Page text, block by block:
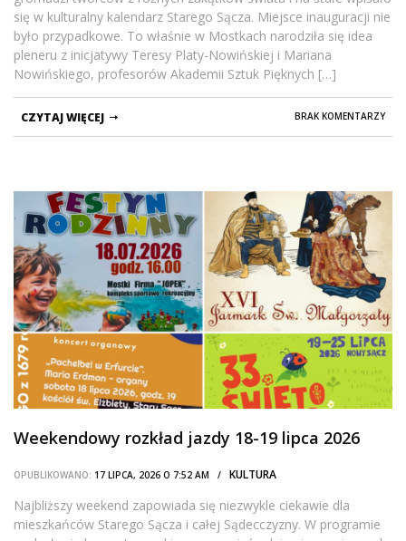
się w kulturalny kalendarz Starego Sącza. Miejsce inauguracji nie
było przypadkowe. To właśnie w Mostkach narodziła się idea
pleneru z inicjatywy Teresy Platy-Nowińskiej i Mariana
Nowińskiego, profesorów Akademii Sztuk Pięknych […]
BRAK KOMENTARZY
CZYTAJ WIĘCEJ
Weekendowy rozkład jazdy 18-19 lipca 2026
OPUBLIKOWANO: 17 LIPCA, 2026 O 7:52 AM / KULTURA
Najbliższy weekend zapowiada się niezwykle ciekawie dla
mieszkańców Starego Sącza i całej Sądecczyzny. W programie